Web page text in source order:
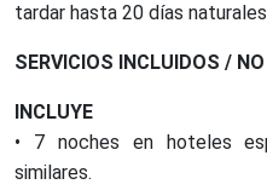
tardar hasta 20 días
SERVICIOS INCLUIDOS /
INCLUYE
• 7 noches en hoteles
similares.